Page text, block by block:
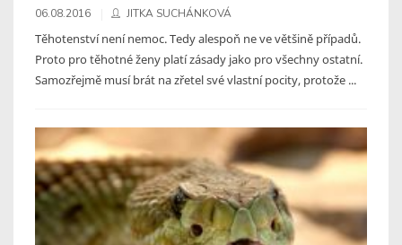
06.08.2016 JITKA SUCHÁNKOVÁ
Těhotenství není nemoc. Tedy alespoň ne ve většině případů.
Proto pro těhotné ženy platí zásady jako pro všechny ostatní.
Samozřejmě musí brát na zřetel své vlastní pocity, protože ...